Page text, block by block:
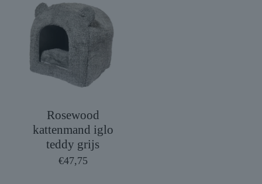
Rosewood
kattenmand iglo
teddy grijs
€47,75